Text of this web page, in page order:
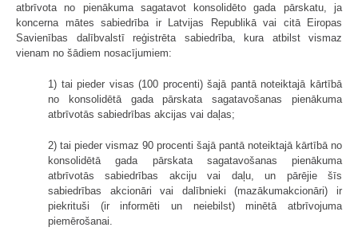
atbrīvota no pienākuma sagatavot konsolidēto gada pārskatu, ja
koncerna mātes sabiedrība ir Latvijas Republikā vai citā Eiropas
Savienības dalībvalstī reģistrēta sabiedrība, kura atbilst vismaz
vienam no šādiem nosacījumiem:
1) tai pieder visas (100 procenti) šajā pantā noteiktajā kārtībā
no konsolidētā gada pārskata sagatavošanas pienākuma
atbrīvotās sabiedrības akcijas vai daļas;
2) tai pieder vismaz 90 procenti šajā pantā noteiktajā kārtībā no
konsolidētā gada pārskata sagatavošanas pienākuma
atbrīvotās sabiedrības akciju vai daļu, un pārējie šīs
sabiedrības akcionāri vai dalībnieki (mazākumakcionāri) ir
piekrituši (ir informēti un neiebilst) minētā atbrīvojuma
piemērošanai.